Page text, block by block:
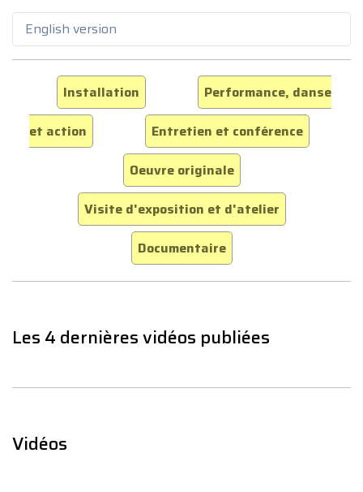
English version
Installation
Performance, danse
et action
Entretien et conférence
Oeuvre originale
Visite d'exposition et d'atelier
Documentaire
Les 4 dernières vidéos publiées
Vidéos